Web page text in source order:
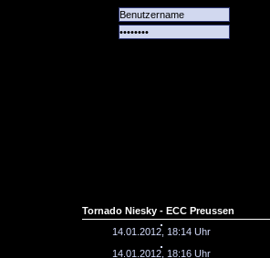
Tornado Niesky - ECC Preussen
14.01.2012, 18:14 Uhr
14.01.2012, 18:16 Uhr